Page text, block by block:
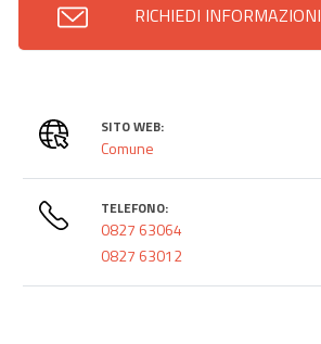
RICHIEDI INFORMAZIONI
SITO WEB:
Comune
TELEFONO:
0827 63064
0827 63012